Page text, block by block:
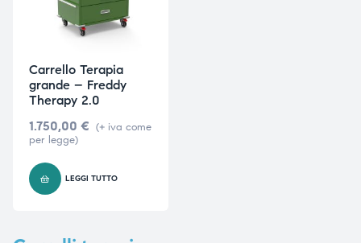
Carrello Terapia
grande – Freddy
Therapy 2.0
1.750,00 € (+ iva come
per legge)
LEGGI TUTTO